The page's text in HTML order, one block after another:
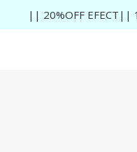
|| 20%OFF EFECT||